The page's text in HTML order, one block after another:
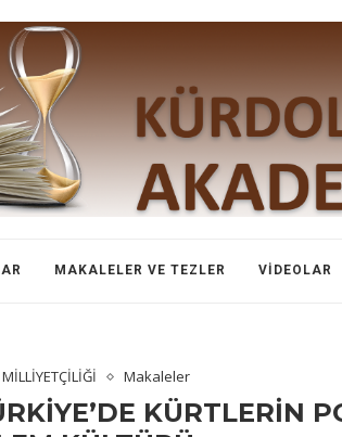
MAKALELER VE TEZLER VIDEOLAR
Makaleler
KÜRTLERİN